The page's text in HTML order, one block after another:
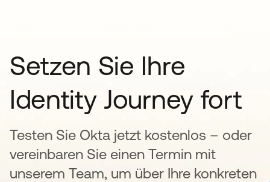
Setzen Sie Ihre
Identity Journey fort
Testen Sie Okta jetzt kostenlos – oder
vereinbaren Sie einen Termin mit
unserem Team, um über Ihre konkreten